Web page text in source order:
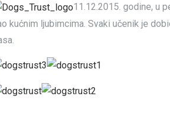
11.12.2015. godine, u
kućnim ljubimcima. Svaki učenik je